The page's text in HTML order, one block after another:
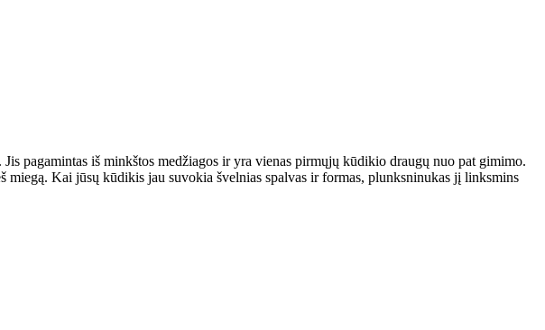
pagamintas iš minkštos medžiagos ir yra vienas pirmųjų kūdikio draugų nuo pat gimimo.
Kai jūsų kūdikis jau suvokia švelnias spalvas ir formas, plunksninukas jį linksmins